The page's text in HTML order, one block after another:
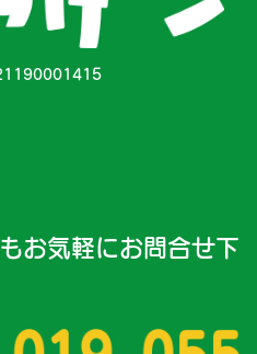
お気軽にお問合せ下